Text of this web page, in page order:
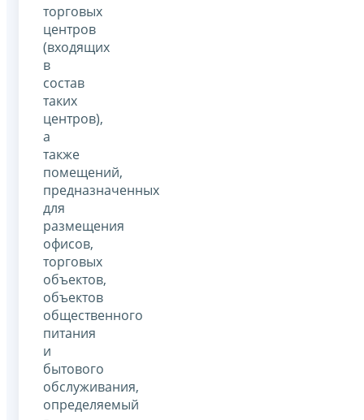
торговых
центров
(входящих
в
состав
таких
центров),
а
также
помещений,
предназначенных
для
размещения
офисов,
торговых
объектов,
объектов
общественного
питания
и
бытового
обслуживания,
определяемый